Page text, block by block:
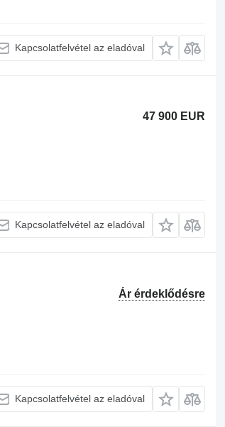
Kapcsolatfelvétel az eladóval
47 900 EUR
Kapcsolatfelvétel az eladóval
Ár érdeklődésre
Kapcsolatfelvétel az eladóval